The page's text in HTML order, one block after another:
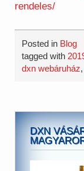
rendeles/
Posted in Blog
tagged with
dxn webáruház,
DXN